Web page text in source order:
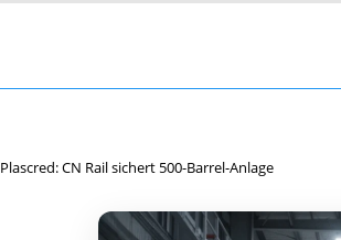
Plascred: CN Rail sichert 500-Barrel-Anlage